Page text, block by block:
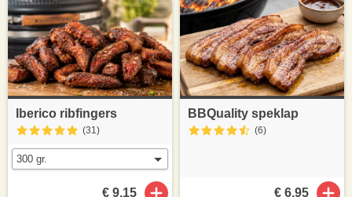
Iberico ribfingers
(31)
€ 9,15
BBQuality speklap
(6)
€ 6,95